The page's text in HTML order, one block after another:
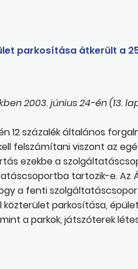
parkosítása átkerült a
2003. június 24-én (13.
12 százalék általános
felszámítani viszont az
ezekbe a
tartozik-e. Az
a fenti
parkosítása,
a parkok, játszóterek